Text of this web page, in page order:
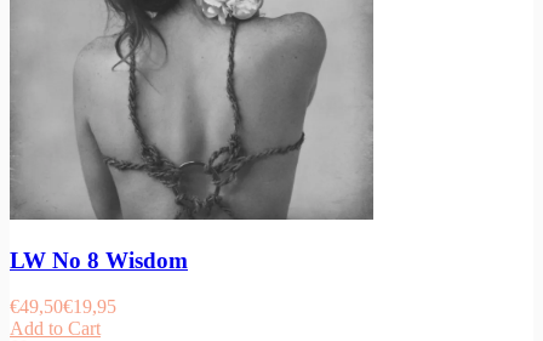
LW No 8 Wisdom
€49,50€19,95
Add to Cart